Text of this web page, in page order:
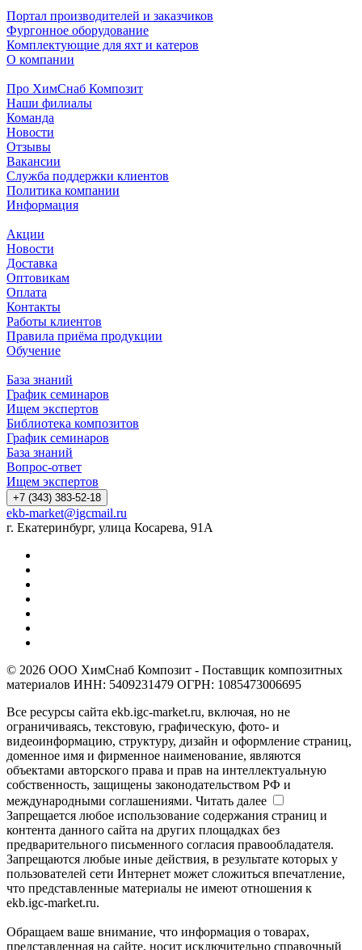
Портал производителей и заказчиков
Фургонное оборудование
Комплектующие для яхт и катеров
О компании
Про ХимСнаб Композит
Наши филиалы
Команда
Новости
Отзывы
Вакансии
Служба поддержки клиентов
Политика компании
Информация
Акции
Новости
Доставка
Оптовикам
Оплата
Контакты
Работы клиентов
Правила приёма продукции
Обучение
База знаний
График семинаров
Ищем экспертов
Библиотека композитов
График семинаров
База знаний
Вопрос-ответ
Ищем экспертов
+7 (343) 383-52-18
ekb-market@igcmail.ru
г. Екатеринбург, улица Косарева, 91А
© 2026 ООО ХимСнаб Композит - Поставщик композитных
материалов ИНН: 5409231479 ОГРН: 1085473006695
Все ресурсы сайта ekb.igc-market.ru, включая, но не
ограничиваясь, текстовую, графическую, фото- и
видеоинформацию, структуру, дизайн и оформление страниц,
доменное имя и фирменное наименование, являются
объектами авторского права и прав на интеллектуальную
собственность, защищены законодательством РФ и
международными соглашениями. Читать далее
Запрещается любое использование содержания страниц и
контента данного сайта на других площадках без
предварительного письменного согласия правообладателя.
Запрещаются любые иные действия, в результате которых у
пользователей сети Интернет может сложиться впечатление,
что представленные материалы не имеют отношения к
ekb.igc-market.ru.
Обращаем ваше внимание, что информация о товарах,
представленная на сайте, носит исключительно справочный